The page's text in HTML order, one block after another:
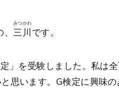
三川
みつかわ
です。
」を受験しました。私は
思います。G検定に興味の